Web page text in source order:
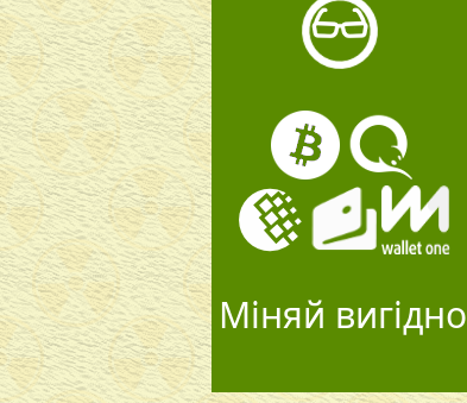
Міняй вигідно